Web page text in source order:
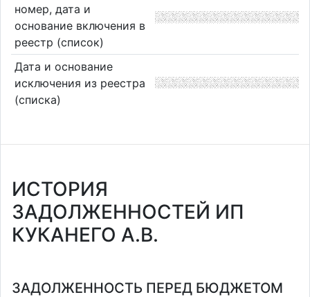
номер, дата и
основание включения в
реестр (список)
Дата и основание
исключения из реестра
(списка)
ИСТОРИЯ
ЗАДОЛЖЕННОСТЕЙ ИП
КУКАНЕГО А.В.
ЗАДОЛЖЕННОСТЬ ПЕРЕД БЮДЖЕТОМ